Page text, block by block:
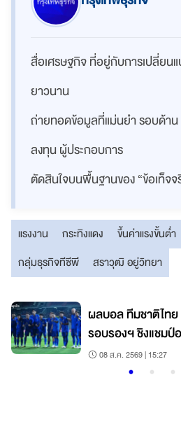
สื่อเศรษฐกิจ ที่อยู่กับการเปลี่ยนแ
ยาวนาน
ถ่ายทอดข้อมูลที่แม่นยำ รอบด้า
ลงทุน ผู้ประกอบการ
ตัดสินใจบนพื้นฐานของ “ข้อเท็จจ
แรงงาน กระทิงแดง ขึ้นค่าแรงขั้นต่ำ
กลุ่มธุรกิจทีซีพี
สราวุฒิ อยู่วิทยา
ผลบอล ทีมชาติไทย
รอบรองฯ ชิงแชมป์
08 ส.ค. 2569 | 15:27